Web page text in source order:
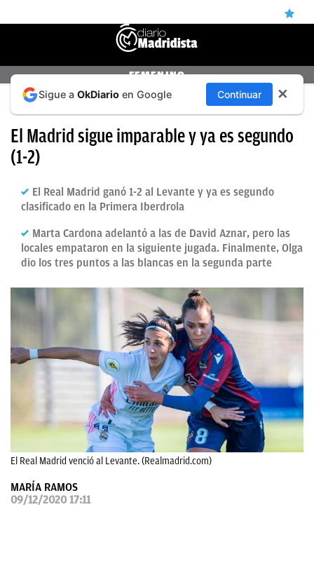
ÚLTIMAS
NOTICIAS
MADRID
CANTERA
FICHAJES
DIRECTO
PAPARAZZI
FEMENINO
PRIMERA IBERDROLA: LEVANTE 1-2 REAL MADRID
El Madrid sigue imparable y ya es segundo
(1-2)
El Real Madrid ganó 1-2 al Levante y ya es segundo
clasificado en la Primera Iberdrola
Marta Cardona adelantó a las de David Aznar, pero las
locales empataron en la siguiente jugada. Finalmente, Olga
dio los tres puntos a las blancas en la segunda parte
El Real Madrid venció al Levante. (Realmadrid.com)
MARÍA RAMOS
09/12/2020 17:11
Sigue a OkDiario en Google Continuar ✕